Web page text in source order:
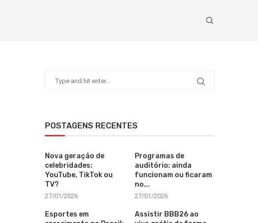
POSTAGENS RECENTES
Nova geração de
celebridades:
YouTube, TikTok ou
TV?
27/01/2026
Programas de
auditório: ainda
funcionam ou ficaram
no...
27/01/2026
Esportes em
Assistir BBB26 ao